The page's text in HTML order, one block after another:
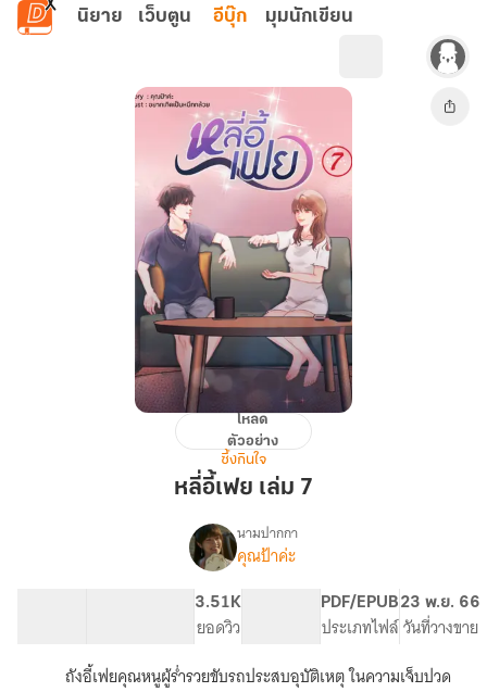
ข้ามไปยังเนื้อหาหลัก
นิยาย เว็บตูน อีบุ๊ก มุมนักเขียน
โหลด
ตัวอย่าง
ซึ้งกินใจ
หลี่อี้เฟย เล่ม 7
เรื่อง
หลี่
แล้ว)
นามปากกา
คุณป้าค่ะ
3.51K
ยอดวิว
PDF/EPUB
ประเภทไฟล์
23 พ.ย. 66
วันที่วางขาย
ถังอี้เฟยคุณหนูผู้ร่ำรวยขับรถประสบอุบัติเหตุ ในความเจ็บปวด